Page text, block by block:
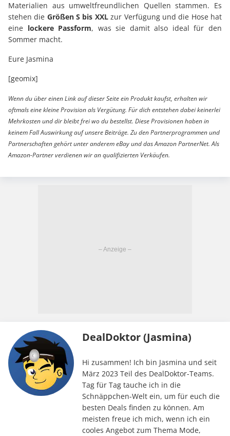
Materialien aus umweltfreundlichen Quellen stammen. Es
stehen die Größen S bis XXLzur Verfügung und die Hose hat
eine lockere Passform, was sie damit also ideal für den
Sommer macht.
Eure Jasmina
[geomix]
Wenn du über einen Link auf dieser Seite ein Produkt kaufst, erhalten wir
oftmals eine kleine Provision als Vergütung. Für dich entstehen dabei keinerlei
Mehrkosten und dir bleibt frei wo du bestellst. Diese Provisionen haben in
keinem Fall Auswirkung auf unsere Beiträge. Zu den Partnerprogrammen und
Partnerschaften gehört unter anderem eBay und das Amazon PartnerNet. Als
Amazon-Partner verdienen wir an qualifizierten Verkäufen.
DealDoktor (Jasmina)
Hi zusammen! Ich bin Jasmina und seit
März 2023 Teil des DealDoktor-Teams.
Tag für Tag tauche ich in die
Schnäppchen-Welt ein, um für euch die
besten Deals finden zu können. Am
meisten freue ich mich, wenn ich ein
cooles Angebot zum Thema Mode,